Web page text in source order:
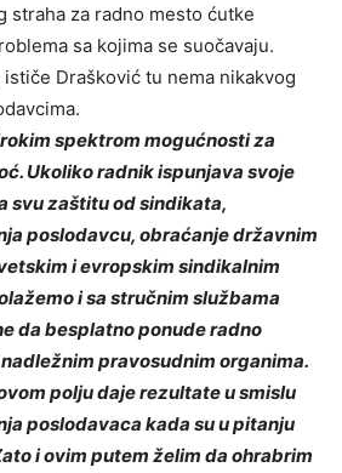
straha za radno mesto ćutke
sa kojima se suočavaju.
Drašković tu nema nikakvog
spektrom mogućnosti za
Ukoliko radnik ispunjava svoje
svu zaštitu od sindikata,
poslodavcu, obraćanje državnim
i evropskim sindikalnim
i sa stručnim službama
da besplatno ponude radno
pravosudnim organima.
polju daje rezultate u smislu
poslodavaca kada su u pitanju
i ovim putem želim da ohrabrim